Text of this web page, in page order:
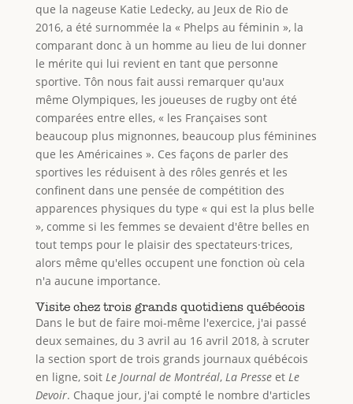
que la nageuse Katie Ledecky, au Jeux de Rio de
2016, a été surnommée la « Phelps au féminin », la
comparant donc à un homme au lieu de lui donner
le mérite qui lui revient en tant que personne
sportive. Tôn nous fait aussi remarquer qu'aux
même Olympiques, les joueuses de rugby ont été
comparées entre elles, « les Françaises sont
beaucoup plus mignonnes, beaucoup plus féminines
que les Américaines ». Ces façons de parler des
sportives les réduisent à des rôles genrés et les
confinent dans une pensée de compétition des
apparences physiques du type « qui est la plus belle
», comme si les femmes se devaient d'être belles en
tout temps pour le plaisir des spectateurs·trices,
alors même qu'elles occupent une fonction où cela
n'a aucune importance.
Visite chez trois grands quotidiens québécois
Dans le but de faire moi-même l'exercice, j'ai passé
deux semaines, du 3 avril au 16 avril 2018, à scruter
la section sport de trois grands journaux québécois
en ligne, soit Le Journal de Montréal, La Presseet Le
Devoir. Chaque jour, j'ai compté le nombre d'articles